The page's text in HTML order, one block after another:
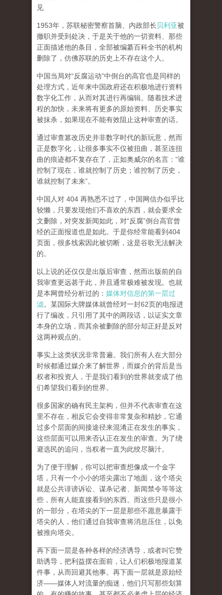
见
1953年，苏联秘密警察首脑、内政部长贝利亚被
撤职并受到处决，于是关于他的一切资料、那些
正面描述他的条目，全部被编纂百科全书的机构
删除了，仿佛苏联的历史上不存在这个人。
中国当局对“反腐运动”中倒台的高官也是同样的
处理方式，近年来中国政府还在积极地进行资料
数字化工作，从而对其进行再编辑。随着技术进
程的加快，未来将有更多的原始资料、历史事实
被抹杀，如果现在不能有效阻止这种审查的话。
通过审查篡改历史并非数字时代的新玩意，然而
正是数字化，让很多事实不仅被扭曲，甚至连扭
曲的痕迹都不复存在了，正如奥威尔的名言：“谁
控制了现在，谁就控制了历史；谁控制了历史，
谁就控制了未来”。
中国人对 404 再熟悉不过了，中国网信办似乎比
较懒，只要发现他们不喜欢的东西，就会要求全
文删除，对突发新闻如此，对“反腐”倒台高官曾
经的正面报道也是如此。于是你经常能看到404
页面， 很多线索因此被切断，这是谷歌无法解决
的。
以上说的还仅仅是出版后审查，然而出版前的自
我审查更远甚于此，并且通常极难被发现。 也就
是本网曾经分析过的： 媒体对信息的第一层过
滤。某国际大牌媒体就曾经对一封62页的电报进
行了编改，只引用了其中的两段话，以证实文章
本身的立场，而其余被删除的部分却正好是反对
这两种观点的。
事实上这类状况非常普遍。我们所有人在大部分
时候都通过媒介来了解世界，而媒介的背后是当
权者和投资人，于是我们看到的世界就变成了他
们希望我们看到的世界。
很多国家的确有民主架构，但并不代表审查在这
里不存在，相反它会变得非常复杂和精妙，它通
过多个层面的间接途径来混淆正在发生的事实，
这些层面可以用来否认正在发生的审查。为了绕
避选民的追问，当权者一直为此绞尽脑汁。
为了便于理解，你可以把审查想像成一个金字
塔，只有一个小小的塔尖露出了地面，这个塔尖
就是公共诽谤诉讼、谋杀记者、新闻禁令等等这
些，所有人能直接看到的东西。而这些只是很小
的一部分，在塔尖的下一层是那些不愿意暴露于
塔尖的人，他们通过自我审查将消息压住，以免
被推向塔尖。
再下面一层是各种各样的经济诱导，或者叫它赞
助诱导，把利益摆在面前，让人们积极地报道某
件事，从而回避其他事。再下面一层就是原始经
济——媒体人对流量的痴迷，他们只写那些划算